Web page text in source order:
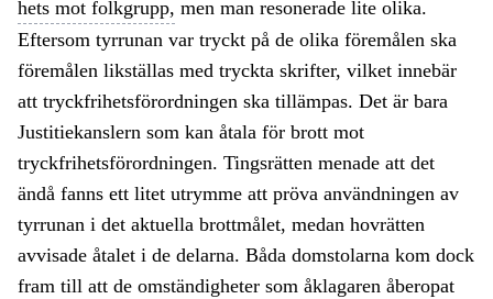
hets mot folkgrupp, men man resonerade lite olika.
Eftersom tyrrunan var tryckt på de olika föremålen ska
föremålen likställas med tryckta skrifter, vilket innebär
att tryckfrihetsförordningen ska tillämpas. Det är bara
Justitiekanslern som kan åtala för brott mot
tryckfrihetsförordningen. Tingsrätten menade att det
ändå fanns ett litet utrymme att pröva användningen av
tyrrunan i det aktuella brottmålet, medan hovrätten
avvisade åtalet i de delarna. Båda domstolarna kom dock
fram till att de omständigheter som åklagaren åberopat